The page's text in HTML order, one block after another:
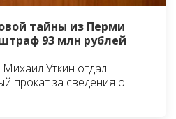
тайны из Перми
93 млн рублей
Уткин отдал
прокат за сведения о